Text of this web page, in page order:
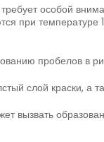
особой
при температуре
пробелов в
слой краски,
вызвать